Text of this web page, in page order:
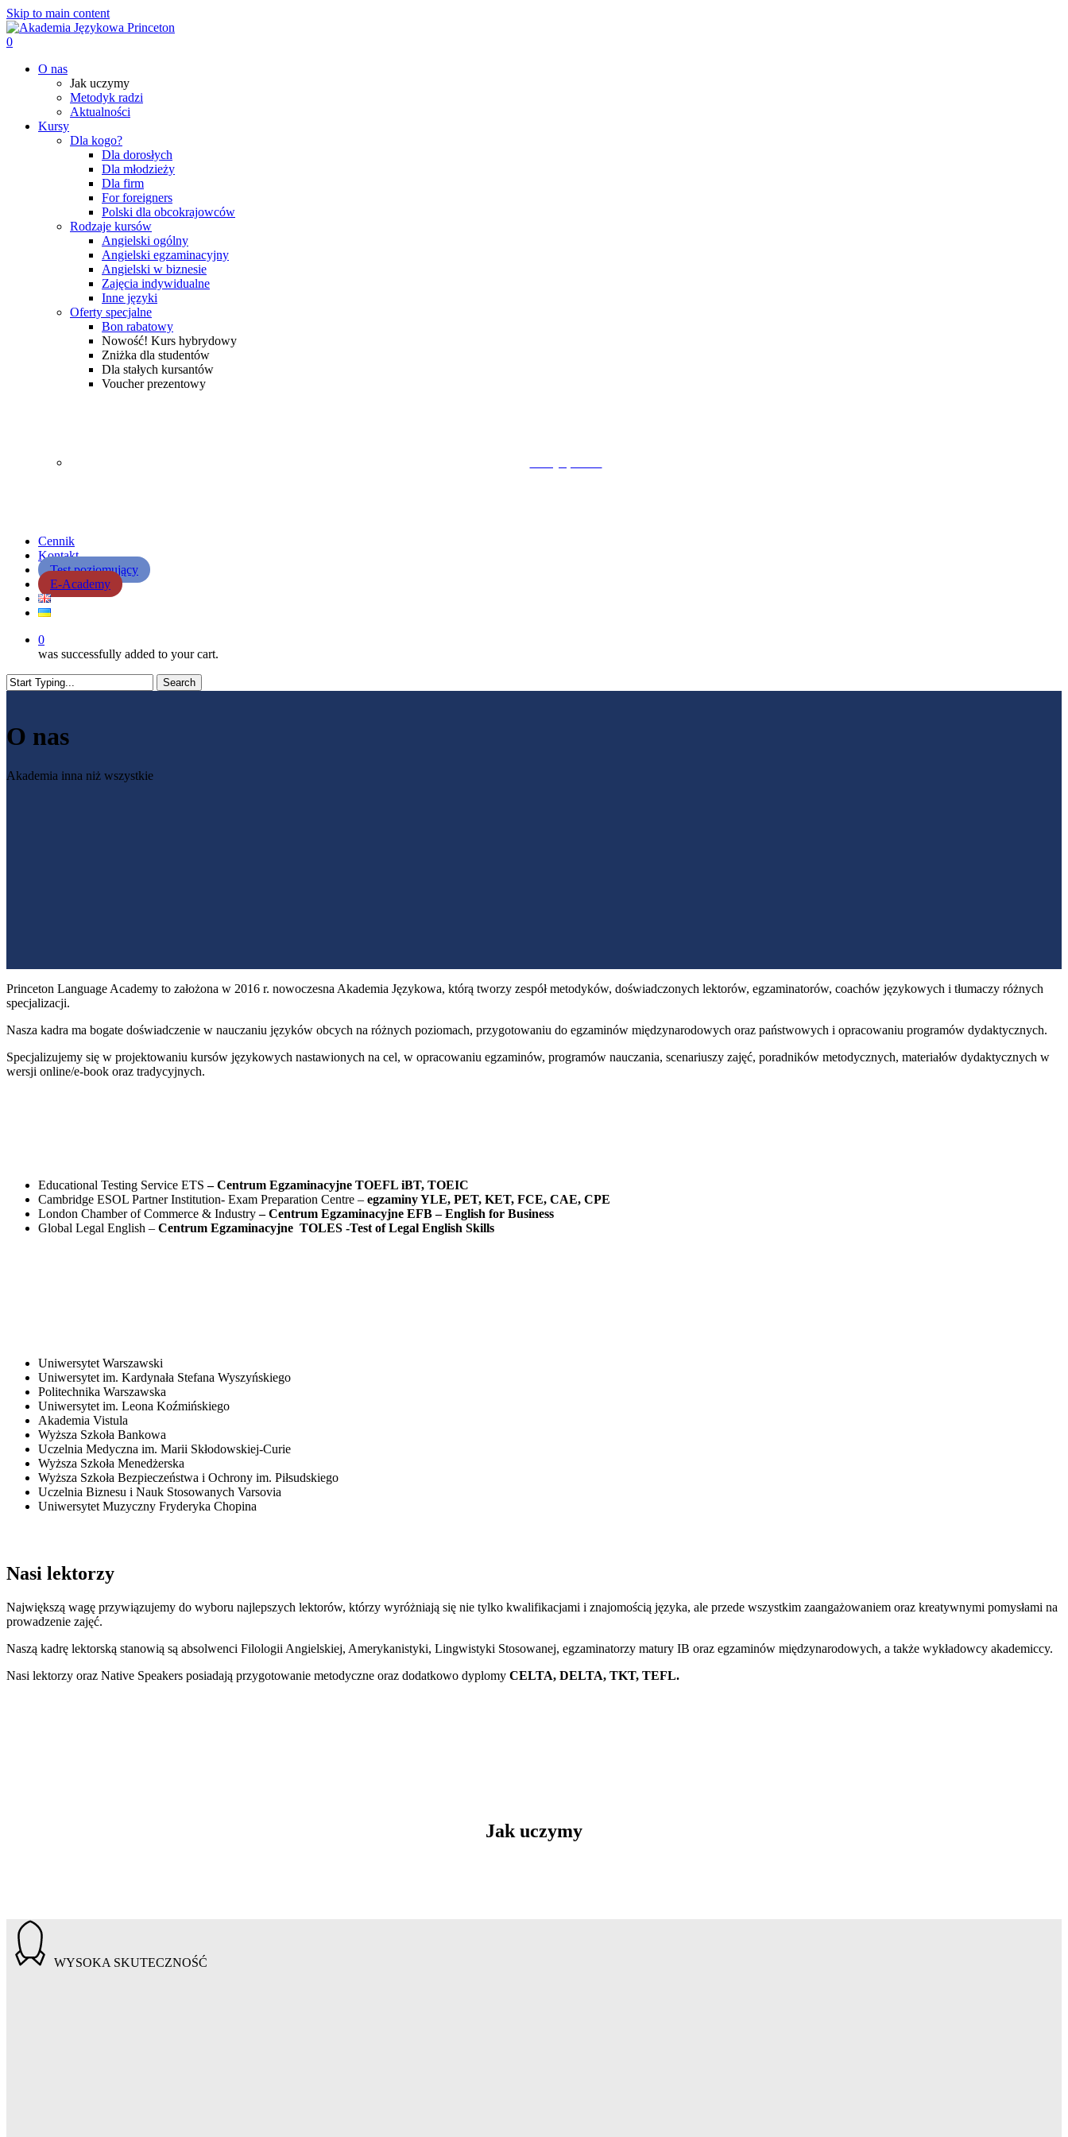
Skip to main content
0
O nas
Jak uczymy
Metodyk radzi
Aktualności
Kursy
Dla kogo?
Dla dorosłych
Dla młodzieży
Dla firm
For foreigners
Polski dla obcokrajowców
Rodzaje kursów
Angielski ogólny
Angielski egzaminacyjny
Angielski w biznesie
Zajęcia indywidualne
Inne języki
Oferty specjalne
Bon rabatowy
Nowość! Kurs hybrydowy
Zniżka dla studentów
Dla stałych kursantów
Voucher prezentowy
Cennik
Kontakt
Test poziomujący
E-Academy
0
was successfully added to your cart.
Search
O nas
Akademia inna niż wszystkie
Princeton Language Academy to założona w 2016 r. nowoczesna Akademia Językowa, którą tworzy zespół metodyków, doświadczonych lektorów, egzaminatorów, coachów językowych i tłumaczy różnych
specjalizacji.
Nasza kadra ma bogate doświadczenie w nauczaniu języków obcych na różnych poziomach, przygotowaniu do egzaminów międzynarodowych oraz państwowych i opracowaniu programów dydaktycznych.
Specjalizujemy się w projektowaniu kursów językowych nastawionych na cel, w opracowaniu egzaminów, programów nauczania, scenariuszy zajęć, poradników metodycznych, materiałów dydaktycznych w
wersji online/e-book oraz tradycyjnych.
Educational Testing Service ETS– Centrum Egzaminacyjne TOEFL iBT, TOEIC
Cambridge ESOL Partner Institution- Exam Preparation Centre – egzaminy YLE, PET, KET, FCE, CAE, CPE
London Chamber of Commerce & Industry– Centrum Egzaminacyjne EFB – English for Business
Global Legal English – Centrum Egzaminacyjne TOLES -Test of Legal English Skills
Uniwersytet Warszawski
Uniwersytet im. Kardynała Stefana Wyszyńskiego
Politechnika Warszawska
Uniwersytet im. Leona Koźmińskiego
Akademia Vistula
Wyższa Szkoła Bankowa
Uczelnia Medyczna im. Marii Skłodowskiej-Curie
Wyższa Szkoła Menedżerska
Wyższa Szkoła Bezpieczeństwa i Ochrony im. Piłsudskiego
Uczelnia Biznesu i Nauk Stosowanych Varsovia
Uniwersytet Muzyczny Fryderyka Chopina
Nasi lektorzy
Największą wagę przywiązujemy do wyboru najlepszych lektorów, którzy wyróżniają się nie tylko kwalifikacjami i znajomością języka, ale przede wszystkim zaangażowaniem oraz kreatywnymi pomysłami na
prowadzenie zajęć.
Naszą kadrę lektorską stanowią są absolwenci Filologii Angielskiej, Amerykanistyki, Lingwistyki Stosowanej, egzaminatorzy matury IB oraz egzaminów międzynarodowych, a także wykładowcy akademiccy.
Nasi lektorzy oraz Native Speakers posiadają przygotowanie metodyczne oraz dodatkowo dyplomy CELTA, DELTA, TKT, TEFL.
Jak uczymy
WYSOKA SKUTECZNOŚĆ